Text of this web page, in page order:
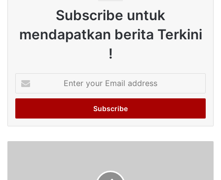
Subscribe untuk
mendapatkan berita Terkini
!
your
Email